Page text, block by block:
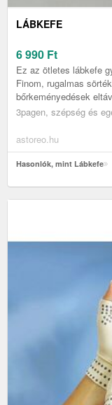
LÁBKEFE
6 990 Ft
Ez az ötletes lábkefe
Finom, rugalmas
bőrkeményedések
3pagen, szépség és
astoreo.hu
Hasonlók, mint Lábkefe